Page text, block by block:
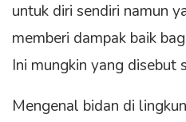
untuk diri sendiri namun
memberi dampak baik
Ini mungkin yang disebut
Mengenal bidan di